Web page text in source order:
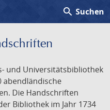
search Suchen
und Universitätsbibliothek
abendländische
Die Handschriften
Bibliothek im Jahr 1734